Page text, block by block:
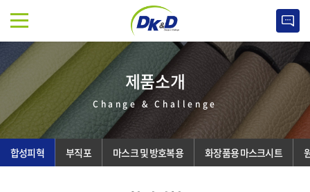
제품소개
Change & Challenge
합성피혁 부직포 마스크 및 방호복용 화장품용 마스크시트